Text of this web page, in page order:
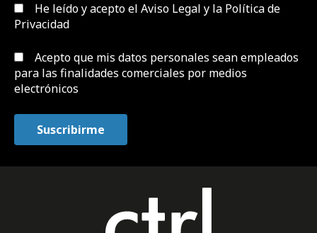
He leído y acepto el Aviso Legal y la Política de
Privacidad
Acepto que mis datos personales sean empleados
para las finalidades comerciales por medios
electrónicos